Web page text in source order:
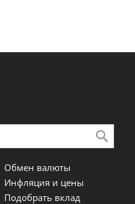
Обмен валюты
Инфляция и цены
Подобрать вклад